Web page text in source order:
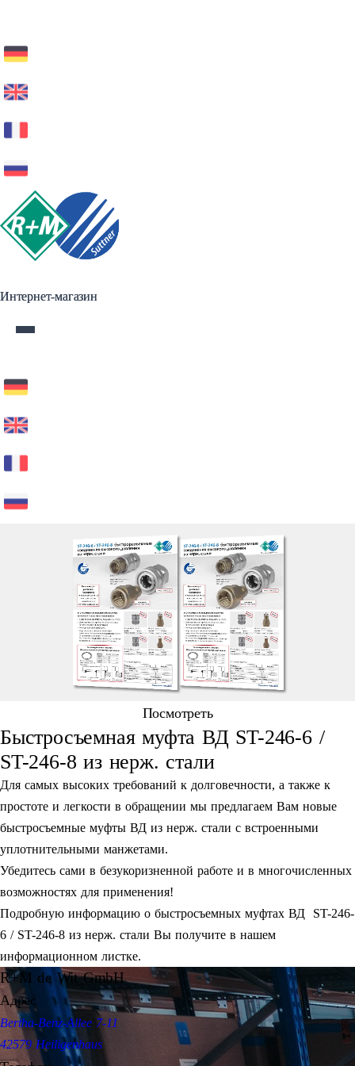
Интернет-магазин
Интернет-магазин
Посмотреть
Быстросъемная муфта ВД ST-246-6 /
ST-246-8 из нерж. стали
Для самых высоких требований к долговечности, а также к
простоте и легкости в обращении мы предлагаем Вам новые
быстросъемные муфты ВД из нерж. стали с встроенными
уплотнительными манжетами.
Убедитесь сами в безукоризненной работе и в многочисленных
возможностях для применения!
Подробную информацию о быстросъемных муфтах ВД ST-246-
6 / ST-246-8 из нерж. стали Вы получите в нашем
информационном листке.
R+M de Wit GmbH
Адрес
Bertha-Benz-Allee 7-11
42579 Heiligenhaus